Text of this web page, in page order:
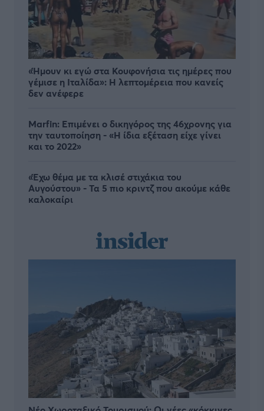
«Ήμουν κι εγώ στα Κουφονήσια τις ημέρες που
γέμισε η Ιταλίδα»: Η λεπτομέρεια που κανείς
δεν ανέφερε
Marfin: Επιμένει ο δικηγόρος της 46χρονης για
την ταυτοποίηση - «Η ίδια εξέταση είχε γίνει
και το 2022»
«Έχω θέμα με τα κλισέ στιχάκια του
Αυγούστου» - Τα 5 πιο κριντζ που ακούμε κάθε
καλοκαίρι